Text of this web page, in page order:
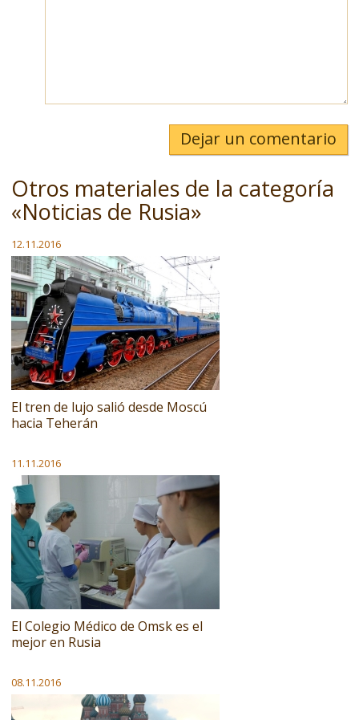
Dejar un comentario
Otros materiales de la categoría
«Noticias de Rusia»
12.11.2016
El tren de lujo salió desde Moscú
hacia Teherán
11.11.2016
El Colegio Médico de Omsk es el
mejor en Rusia
08.11.2016